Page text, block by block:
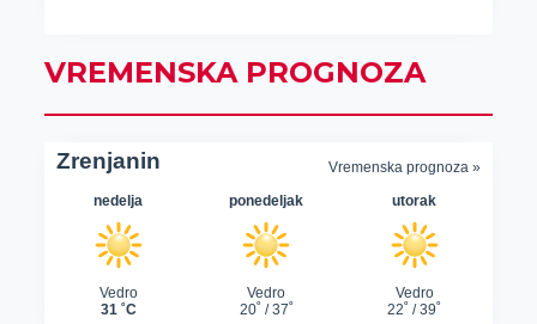
VREMENSKA PROGNOZA